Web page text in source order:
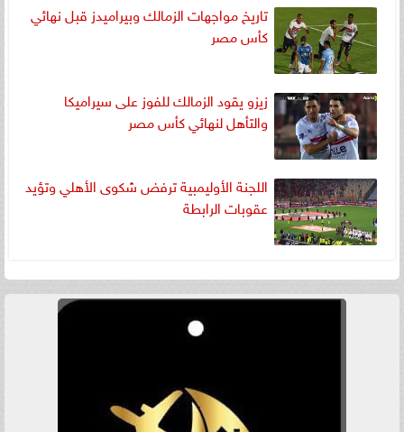
تاريخ مواجهات الزمالك وبيراميدز قبل نهائي
كأس مصر
زيزو يقود الزمالك للفوز على سيراميكا
والتأهل لنهائي كأس مصر
اللجنة الأوليمبية ترفض شكوى الأهلي وتؤيد
عقوبات الرابطة